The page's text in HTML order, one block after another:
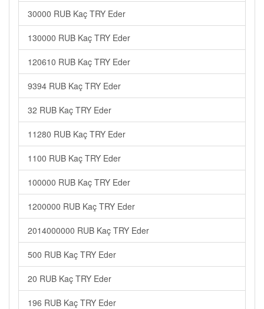
30000 RUB Kaç TRY Eder
130000 RUB Kaç TRY Eder
120610 RUB Kaç TRY Eder
9394 RUB Kaç TRY Eder
32 RUB Kaç TRY Eder
11280 RUB Kaç TRY Eder
1100 RUB Kaç TRY Eder
100000 RUB Kaç TRY Eder
1200000 RUB Kaç TRY Eder
2014000000 RUB Kaç TRY Eder
500 RUB Kaç TRY Eder
20 RUB Kaç TRY Eder
196 RUB Kaç TRY Eder